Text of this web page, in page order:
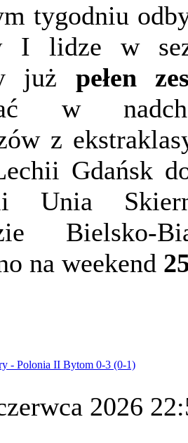
tygodniu
I lidze w
już pełen
w
z
Gdańsk
Unia
na weekend
- Polonia II Bytom 0-3 (0-1)
2026